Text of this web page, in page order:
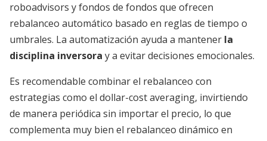
roboadvisors y fondos de fondos que ofrecen
rebalanceo automático basado en reglas de tiempo o
umbrales. La automatización ayuda a mantener la
disciplina inversora y a evitar decisiones emocionales.
Es recomendable combinar el rebalanceo con
estrategias como el dollar-cost averaging, invirtiendo
de manera periódica sin importar el precio, lo que
complementa muy bien el rebalanceo dinámico en